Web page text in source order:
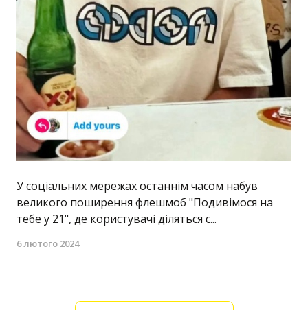
У соціальних мережах останнім часом набув
великого поширення флешмоб "Подивімося на
тебе у 21", де користувачі діляться с...
6 лютого 2024